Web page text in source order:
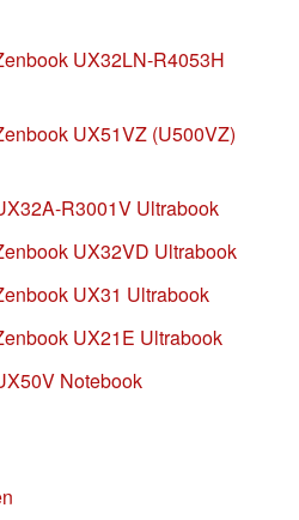
UX32LN-R4053H
UX51VZ (U500VZ)
R3001V Ultrabook
UX32VD Ultrabook
UX31 Ultrabook
UX21E Ultrabook
Notebook